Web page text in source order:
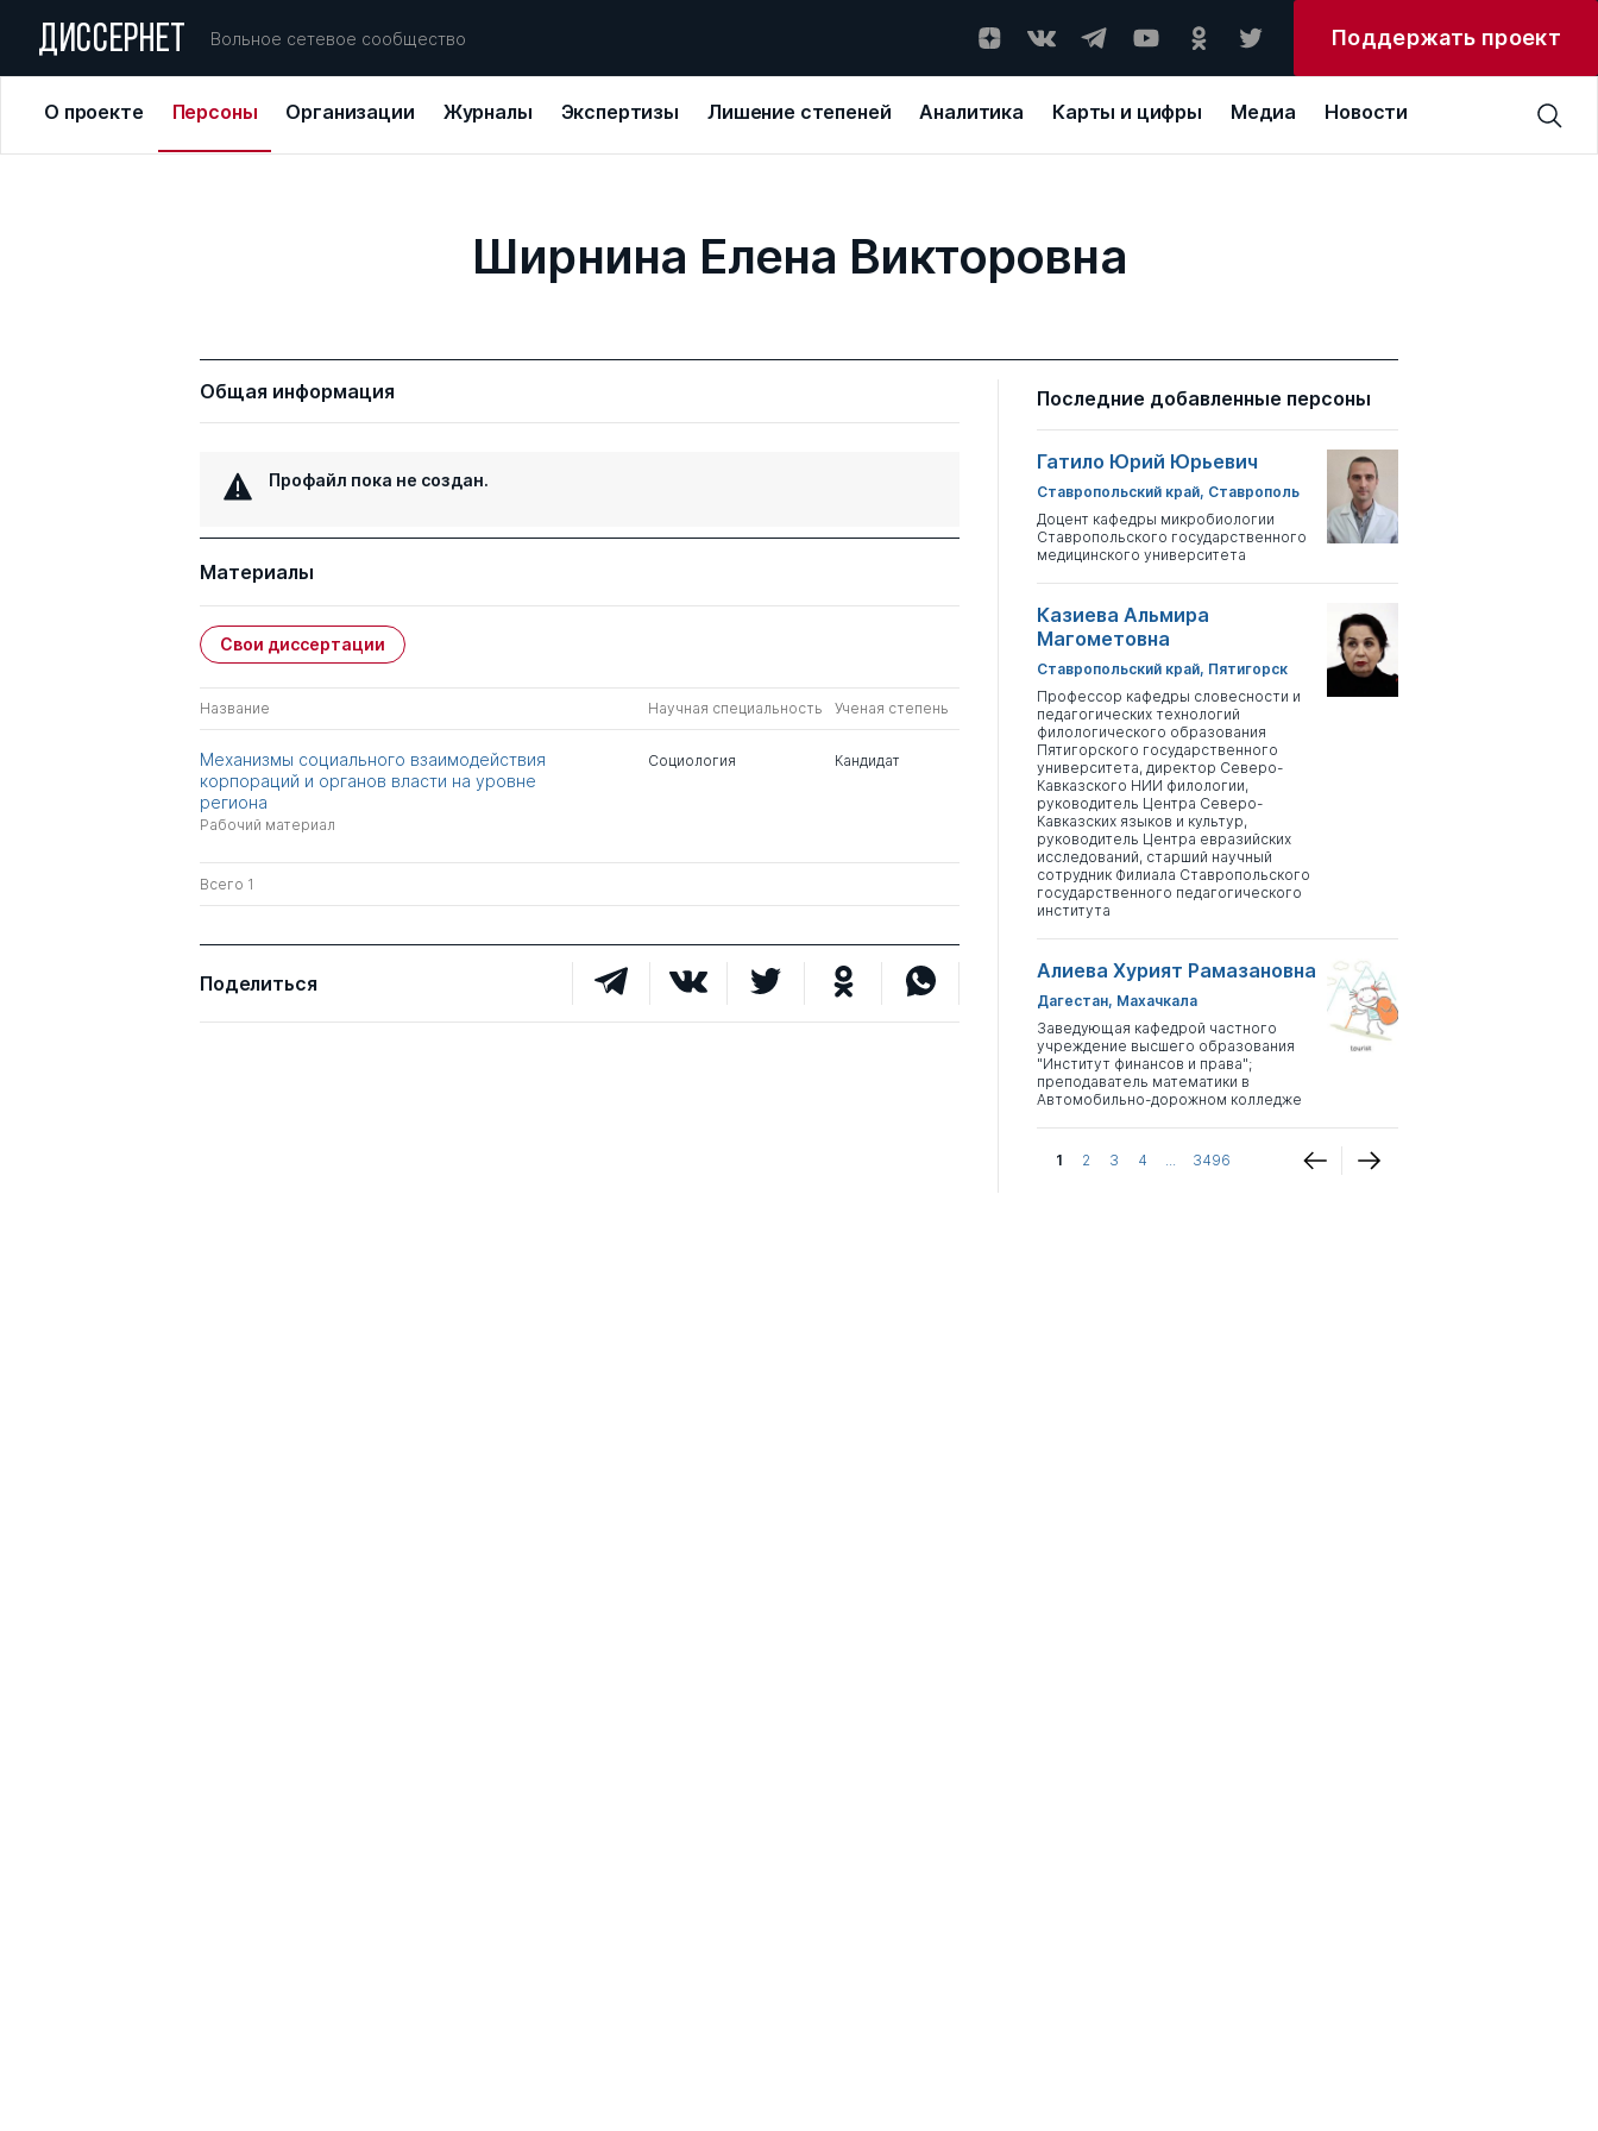
ДИССЕРНЕТ Вольное сетевое сообщество Поддержать проект
О проекте Персоны Организации Журналы Экспертизы Лишение степеней Аналитика Карты и цифры Медиа Новости
Ширнина Елена Викторовна
Общая информация
Профайл пока не создан.
Материалы
Свои диссертации
Название Научная специальность Ученая степень
Механизмы социального взаимодействия
корпораций и органов власти на уровне
региона
Рабочий материал
Социология Кандидат
Всего 1
Поделиться
Последние добавленные персоны
Гатило Юрий Юрьевич
Ставропольский край, Ставрополь
Доцент кафедры микробиологии
Ставропольского государственного
медицинского университета
Казиева Альмира
Магометовна
Ставропольский край, Пятигорск
Профессор кафедры словесности и
педагогических технологий
филологического образования
Пятигорского государственного
университета, директор Северо-
Кавказского НИИ филологии,
руководитель Центра Северо-
Кавказских языков и культур,
руководитель Центра евразийских
исследований, старший научный
сотрудник Филиала Ставропольского
государственного педагогического
института
Алиева Хурият Рамазановна
Дагестан, Махачкала
Заведующая кафедрой частного
учреждение высшего образования
"Институт финансов и права";
преподаватель математики в
Автомобильно-дорожном колледже
1 2 3 4 ... 3496